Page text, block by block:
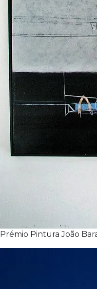
Prémio Pintura João